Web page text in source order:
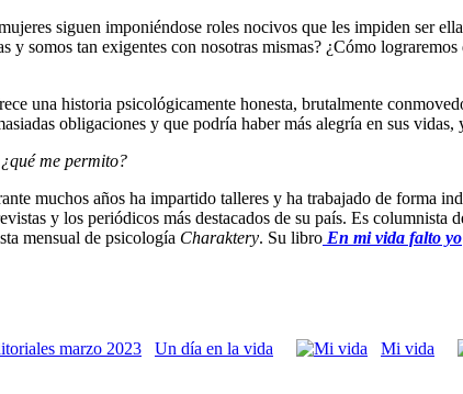
siguen imponiéndose roles nocivos que les impiden ser
y somos tan exigentes con nosotras mismas? ¿Cómo
una historia psicológicamente honesta, brutalmente
obligaciones y que podría haber más alegría en sus vidas,
me permito?
muchos años ha impartido talleres y ha trabajado de forma
y los periódicos más destacados de su país. Es columnista
mensual de psicología Charaktery. Su libro En mi vida falto yo
Un día en la vida Mi vida